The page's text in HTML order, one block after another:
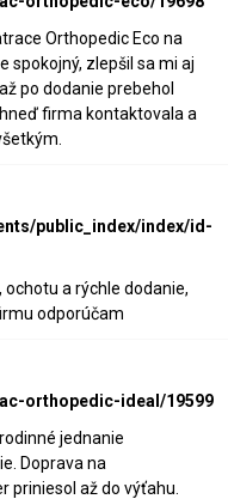
Orthopedic Eco na
spokojný, zlepšil sa mi aj
po dodanie prebehol
firma kontaktovala a
public_index/index/id-
a rýchle dodanie,
odporúčam
orthopedic-ideal/19599
jednanie
Doprava na
priniesol až do výťahu.